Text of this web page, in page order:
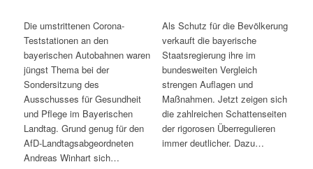
Die umstrittenen Corona-
Teststationen an den
bayerischen Autobahnen waren
jüngst Thema bei der
Sondersitzung des
Ausschusses für Gesundheit
und Pflege im Bayerischen
Landtag. Grund genug für den
AfD-Landtagsabgeordneten
Andreas Winhart sich…
Als Schutz für die Bevölkerung
verkauft die bayerische
Staatsregierung ihre im
bundesweiten Vergleich
strengen Auflagen und
Maßnahmen. Jetzt zeigen sich
die zahlreichen Schattenseiten
der rigorosen Überregulieren
immer deutlicher. Dazu…